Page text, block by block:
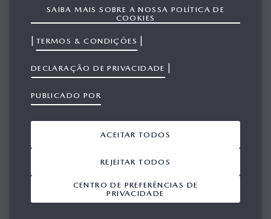
SAIBA MAIS SOBRE A NOSSA POLÍTICA DE
COOKIES
| TERMOS & CONDIÇÕES |
DECLARAÇÃO DE PRIVACIDADE |
PUBLICADO POR
CENTRO DE PREFERÊNCIAS DE
PRIVACIDADE
REJEITAR TODOS
ACEITAR TODOS